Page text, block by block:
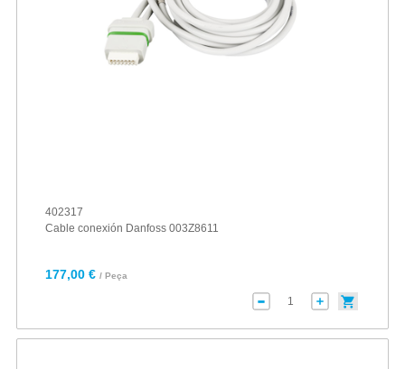
402317
Cable conexión Danfoss 003Z8611
177,00 € / Peça